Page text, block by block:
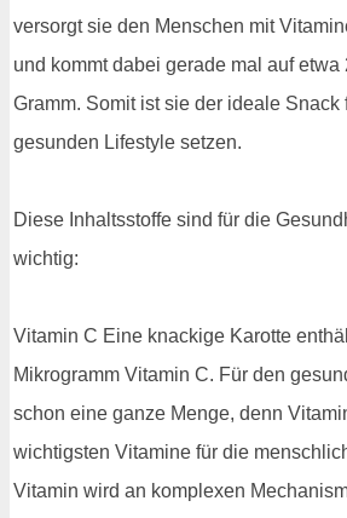
versorgt sie den Menschen mit
und kommt dabei gerade mal auf
Gramm. Somit ist sie der ideale Snack
gesunden Lifestyle setzen.
Diese Inhaltsstoffe sind für die
wichtig:
Vitamin C Eine knackige Karotte
Mikrogramm Vitamin C. Für den
schon eine ganze Menge, denn
wichtigsten Vitamine für die
Vitamin wird an komplexen